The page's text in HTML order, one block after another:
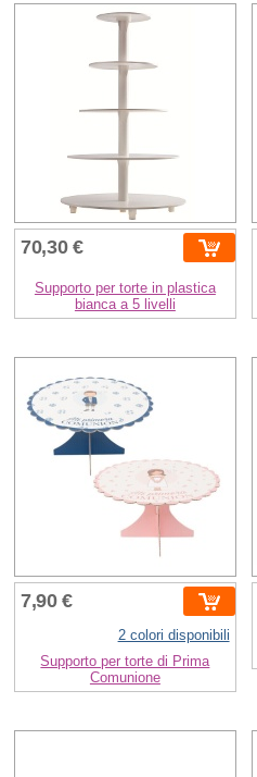
70,30 €
Supporto per torte in plastica
bianca a 5 livelli
7,90 €
2 colori disponibili
Supporto per torte di Prima
Comunione